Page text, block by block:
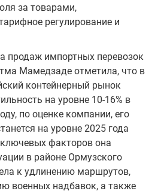
за товарами,
регулирование и
продаж импортных перевозок
Мамедзаде отметила, что в
контейнерный рынок
на уровне 10-16% в
по оценке компании, его
на уровне 2025 года
факторов она
в районе Ормузского
к удлинению маршрутов,
военных надбавок, а также